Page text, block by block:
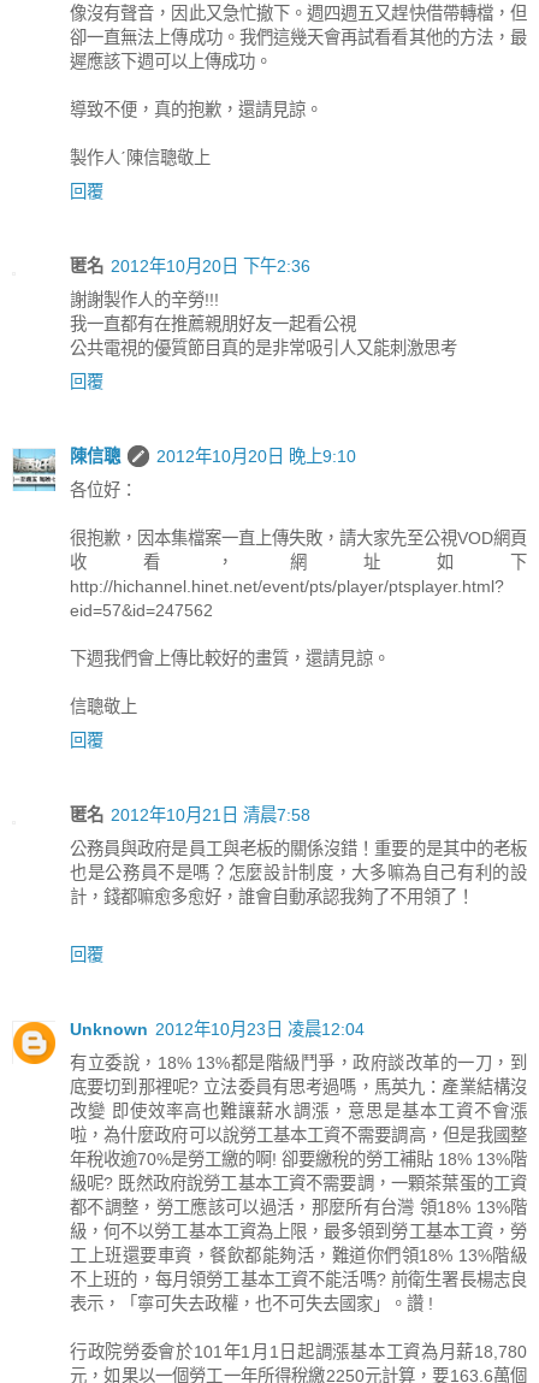
像沒有聲音，因此又急忙撤下。週四週五又趕快借帶轉檔，但
卻一直無法上傳成功。我們這幾天會再試看看其他的方法，最
遲應該下週可以上傳成功。
導致不便，真的抱歉，還請見諒。
製作人ˊ陳信聰敬上
回覆
匿名 2012年10月20日 下午2:36
謝謝製作人的辛勞!!!
我一直都有在推薦親朋好友一起看公視
公共電視的優質節目真的是非常吸引人又能刺激思考
回覆
陳信聰
2012年10月20日 晚上9:10
各位好：
很抱歉，因本集檔案一直上傳失敗，請大家先至公視VOD網頁
收看，網址如下
http://hichannel.hinet.net/event/pts/player/ptsplayer.html?
eid=57&id=247562
下週我們會上傳比較好的畫質，還請見諒。
信聰敬上
回覆
匿名 2012年10月21日 清晨7:58
公務員與政府是員工與老板的關係沒錯！重要的是其中的老板
也是公務員不是嗎？怎麼設計制度，大多嘛為自己有利的設
計，錢都嘛愈多愈好，誰會自動承認我夠了不用領了！
回覆
Unknown 2012年10月23日 凌晨12:04
有立委說，18% 13%都是階級鬥爭，政府談改革的一刀，到
底要切到那裡呢? 立法委員有思考過嗎，馬英九：產業結構沒
改變 即使效率高也難讓薪水調漲，意思是基本工資不會漲
啦，為什麼政府可以說勞工基本工資不需要調高，但是我國整
年稅收逾70%是勞工繳的啊! 卻要繳稅的勞工補貼 18% 13%階
級呢? 既然政府說勞工基本工資不需要調，一顆茶葉蛋的工資
都不調整，勞工應該可以過活，那麼所有台灣 領18% 13%階
級，何不以勞工基本工資為上限，最多領到勞工基本工資，勞
工上班還要車資，餐飲都能夠活，難道你們領18% 13%階級
不上班的，每月領勞工基本工資不能活嗎? 前衛生署長楊志良
表示，「寧可失去政權，也不可失去國家」。讚 !
行政院勞委會於101年1月1日起調漲基本工資為月薪18,780
元，如果以一個勞工一年所得稅繳2250元計算，要163.6萬個